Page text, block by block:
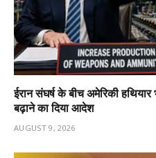
ईरान संघर्ष के बीच अमेरिकी
बढ़ाने का दिया आदेश
AUGUST 9, 2026